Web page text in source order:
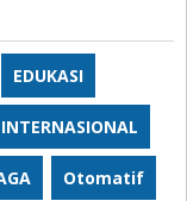
EDUKASI
INTERNASIONAL
Otomatif